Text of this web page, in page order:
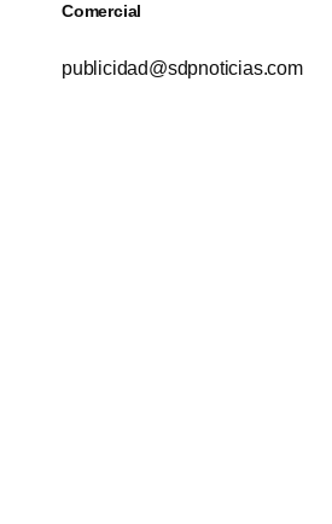
Comercial
publicidad@sdpnoticias.com